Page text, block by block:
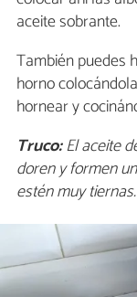
aceite sobrante.
También puedes
horno
hornear y
Truco:El aceite
doren y formen
estén muy tiernas.